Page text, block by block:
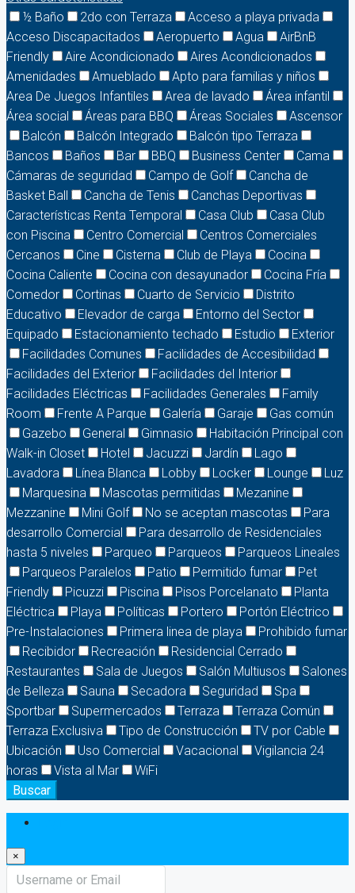
½ Baño
2do con Terraza
Acceso a playa privada
Acceso Discapacitados
Aeropuerto Agua
AirBnB
Friendly
Aire Acondicionado
Aires Acondicionados
Amenidades
Amueblado
Apto para familias y niños
Area De Juegos Infantiles
Area de lavado
Área infantil
Área social
Áreas para BBQ Áreas Sociales
Ascensor
Balcón
Balcón Integrado
Balcón tipo Terraza
Bancos
Baños Bar BBQ Business Center
Cama
Cámaras de seguridad
Campo de Golf
Cancha de
Basket Ball
Cancha de Tenis
Canchas Deportivas
Características Renta Temporal
Casa Club
Casa Club
con Piscina
Centro Comercial
Centros Comerciales
Cercanos
Cine Cisterna Club de Playa
Cocina
Cocina Caliente
Cocina con desayunador
Cocina Fría
Comedor
Cortinas Cuarto de Servicio
Distrito
Educativo
Elevador de carga
Entorno del Sector
Equipado
Estacionamiento techado Estudio
Exterior
Facilidades Comunes
Facilidades de Accesibilidad
Facilidades del Exterior
Facilidades del Interior
Facilidades Eléctricas
Facilidades Generales
Family
Room
Frente A Parque Galería Garaje
Gas común
Gazebo
General Gimnasio
Habitación Principal con
Walk-in Closet
Hotel Jacuzzi Jardín
Lago
Lavadora
Línea Blanca Lobby Locker Lounge
Luz
Marquesina
Mascotas permitidas
Mezanine
Mezzanine
Mini Golf No se aceptan mascotas
Para
desarrollo Comercial
Para desarrollo de Residenciales
hasta 5 niveles
Parqueo Parqueos
Parqueos Lineales
Parqueos Paralelos
Patio Permitido fumar
Pet
Friendly
Picuzzi Piscina Pisos Porcelanato
Planta
Eléctrica
Playa Políticas Portero
Portón Eléctrico
Pre-Instalaciones
Primera linea de playa
Prohibido fumar
Recibidor
Recreación
Residencial Cerrado
Restaurantes
Sala de Juegos Salón Multiusos
Salones
de Belleza
Sauna Secadora Seguridad
Spa
Sportbar
Supermercados Terraza
Terraza Común
Terraza Exclusiva
Tipo de Construcción
TV por Cable
Ubicación
Uso Comercial Vacacional
Vigilancia 24
horas
Vista al Mar
WiFi
Buscar
×